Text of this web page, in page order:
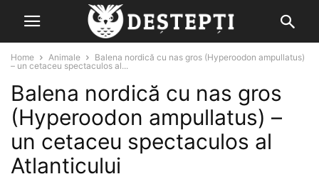
Home Animale
Balena nordică cu nas gros (Hyperoodon ampullatus)
– un cetaceu spectaculos al...
Balena nordică cu nas gros
(Hyperoodon ampullatus) –
un cetaceu spectaculos al
Atlanticului